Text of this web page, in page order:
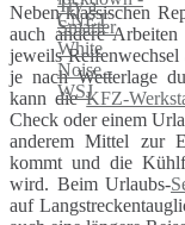
Neben klassischen
auch andere
jeweils
je nach Wetterlage
kann dieKFZ-
Check oder einem
anderem Mittel zur
kommt und die
wird. Beim Urlaubs-
auf